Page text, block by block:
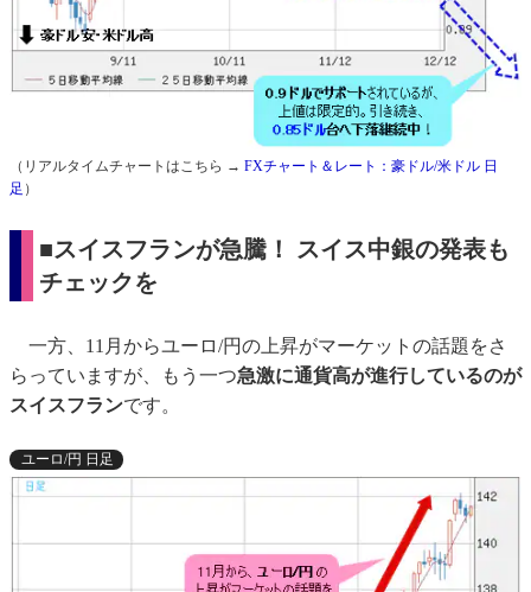
（リアルタイムチャートはこちら → FXチャート＆レート：豪ドル/米ドル 日
足 ）
■スイスフランが急騰！ スイス中銀の発表も
チェックを
一方、11月からユーロ/円の上昇がマーケットの話題をさ
らっていますが、もう一つ急激に通貨高が進行しているのが
スイスフランです。
ユーロ/円 日足